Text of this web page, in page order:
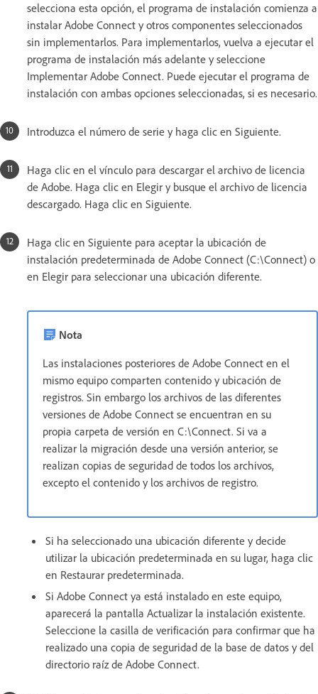
selecciona esta opción, el programa de instalación comienza a
instalar Adobe Connect y otros componentes seleccionados
sin implementarlos. Para implementarlos, vuelva a ejecutar el
programa de instalación más adelante y seleccione
Implementar Adobe Connect. Puede ejecutar el programa de
instalación con ambas opciones seleccionadas, si es necesario.
Introduzca el número de serie y haga clic en Siguiente.
Haga clic en el vínculo para descargar el archivo de licencia
de Adobe. Haga clic en Elegir y busque el archivo de licencia
descargado. Haga clic en Siguiente.
Haga clic en Siguiente para aceptar la ubicación de
instalación predeterminada de Adobe Connect (C:\Connect) o
en Elegir para seleccionar una ubicación diferente.
Nota
Las instalaciones posteriores de Adobe Connect en el
mismo equipo comparten contenido y ubicación de
registros. Sin embargo los archivos de las diferentes
versiones de Adobe Connect se encuentran en su
propia carpeta de versión en C:\Connect. Si va a
realizar la migración desde una versión anterior, se
realizan copias de seguridad de todos los archivos,
excepto el contenido y los archivos de registro.
Si ha seleccionado una ubicación diferente y decide
utilizar la ubicación predeterminada en su lugar, haga clic
en Restaurar predeterminada.
Si Adobe Connect ya está instalado en este equipo,
aparecerá la pantalla Actualizar la instalación existente.
Seleccione la casilla de verificación para confirmar que ha
realizado una copia de seguridad de la base de datos y del
directorio raíz de Adobe Connect.